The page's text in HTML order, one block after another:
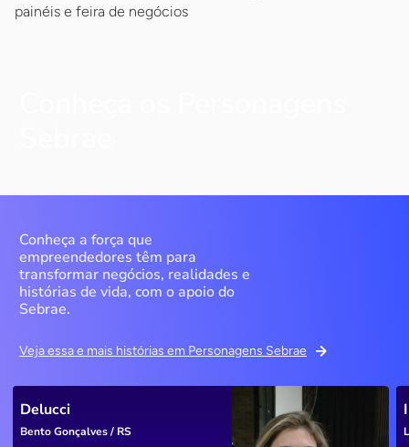
painéis e feira de negócios
Conheça a força que
empreendedores têm para
transformar negócios, realidades e
histórias de vida, com o apoio do
Sebrae.
Veja essa e mais histórias em Personagens Sebrae
Delucci
Bento Gonçalves / RS